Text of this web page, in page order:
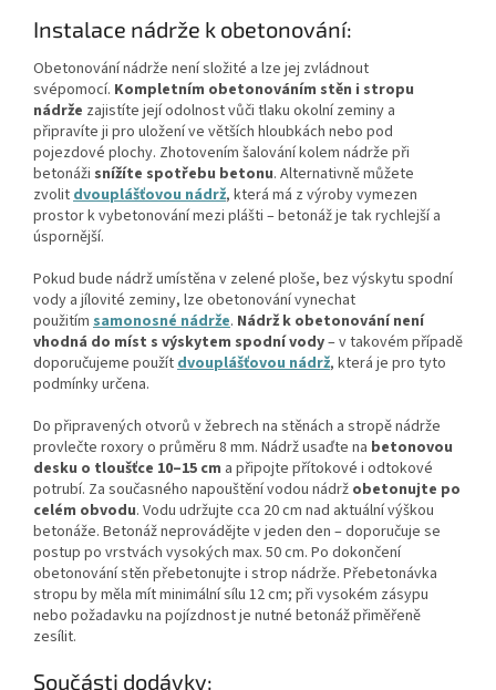
Instalace nádrže k obetonování:
Obetonování nádrže není složité a lze jej zvládnout
svépomocí. Kompletním obetonováním stěn i stropu
nádrže zajistíte její odolnost vůči tlaku okolní zeminy a
připravíte ji pro uložení ve větších hloubkách nebo pod
pojezdové plochy. Zhotovením šalování kolem nádrže při
betonáži snížíte spotřebu betonu. Alternativně můžete
zvolitdvouplášťovou nádrž, která má z výroby vymezen
prostor k vybetonování mezi plášti – betonáž je tak rychlejší a
úspornější.
Pokud bude nádrž umístěna v zelené ploše, bez výskytu spodní
vody a jílovité zeminy, lze obetonování vynechat
použitím samonosné nádrže. Nádrž k obetonování není
vhodná do míst s výskytem spodní vody– v takovém případě
doporučujeme použítdvouplášťovou nádrž, která je pro tyto
podmínky určena.
Do připravených otvorů v žebrech na stěnách a stropě nádrže
provlečte roxory o průměru 8 mm. Nádrž usaďte na betonovou
desku o tloušťce 10–15 cm a připojte přítokové i odtokové
potrubí. Za současného napouštění vodou nádrž obetonujte po
celém obvodu. Vodu udržujte cca 20 cm nad aktuální výškou
betonáže. Betonáž neprovádějte v jeden den – doporučuje se
postup po vrstvách vysokých max. 50 cm. Po dokončení
obetonování stěn přebetonujte i strop nádrže. Přebetonávka
stropu by měla mít minimální sílu 12 cm; při vysokém zásypu
nebo požadavku na pojízdnost je nutné betonáž přiměřeně
zesílit.
Součásti dodávky: